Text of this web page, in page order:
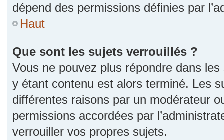
dépend des permissions définies par
Haut
Que sont les sujets verrouillés ?
Vous ne pouvez plus répondre dans
y étant contenu est alors terminé. Les
différentes raisons par un modérateur
permissions accordées par
verrouiller vos propres sujets.